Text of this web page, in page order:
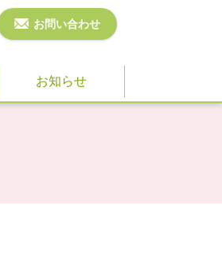
お問い合わせ
お知らせ